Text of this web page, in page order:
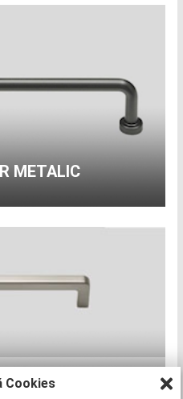
METALIC
FINISAJ INOX
Cookies